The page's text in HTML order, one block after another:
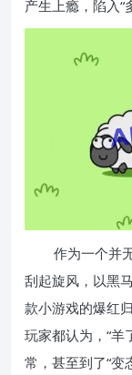
产生上瘾，陷入“
作为一个并
刮起旋风，以黑
款小游戏的爆红
玩家都认为，“羊
常，甚至到了“变